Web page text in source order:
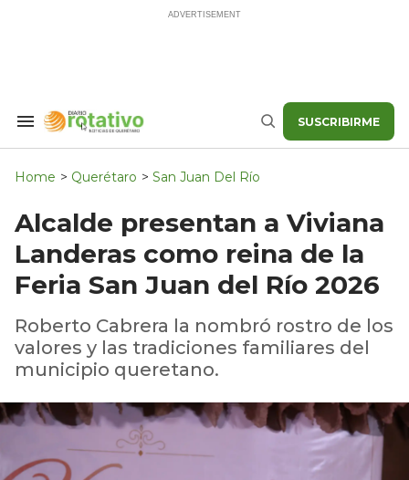
Search
Navigation
Buscar SUSCRIBIRME
Home > Querétaro > San Juan Del Río
Alcalde presentan a Viviana
Landeras como reina de la
Feria San Juan del Río 2026
Roberto Cabrera la nombró rostro de los
valores y las tradiciones familiares del
municipio queretano.